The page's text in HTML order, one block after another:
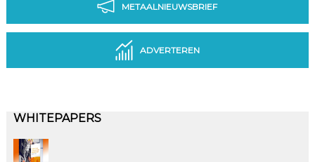
METAALNIEUWSBRIEF
ADVERTEREN
WHITEPAPERS